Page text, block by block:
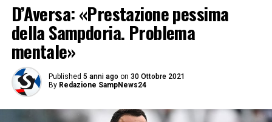
D’Aversa: «Prestazione pessima
della Sampdoria. Problema
mentale»
Published 5 anni ago on 30 Ottobre 2021
By Redazione SampNews24